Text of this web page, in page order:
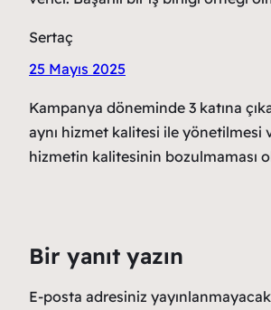
Sertaç
25 Mayıs 2025
Kampanya döneminde 3 katına
aynı hizmet kalitesi ile yönetilmesi
hizmetin kalitesinin bozulmaması
Bir yanıt yazın
E-posta adresiniz